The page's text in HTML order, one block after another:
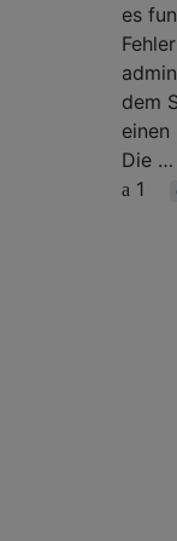
es
dem
einen
Die …
1